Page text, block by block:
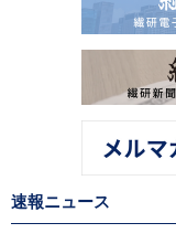
速報ニュース